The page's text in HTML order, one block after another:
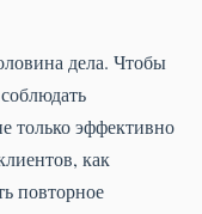
дела. Чтобы
только эффективно
как
повторное